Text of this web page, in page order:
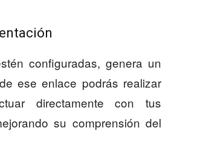
configuradas, genera un
ese enlace podrás realizar
directamente con tus
su comprensión del